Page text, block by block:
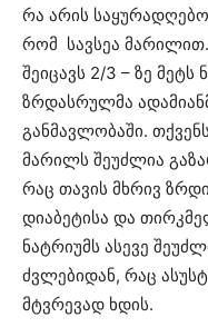
რა არის
რომ სავსეა
შეიცავს 2/3 – ზე
ზრდასრულმა
განმავლობაში.
მარილს შეუძლია
რაც თავის მხრივ
დიაბეტისა და
ნატრიუმს ასევე
ძვლებიდან, რაც
მტვრევად ხდის.